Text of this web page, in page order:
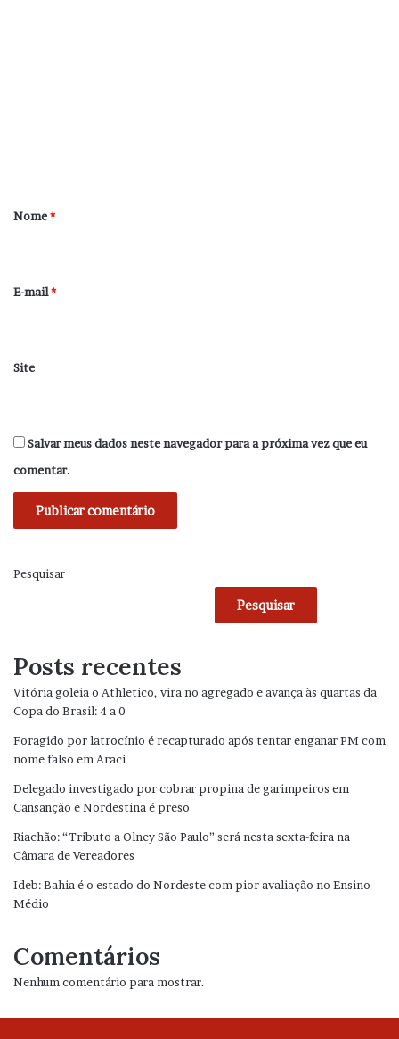
r
*
Nome*
E-mail*
Site
Salvar meus dados neste navegador para a próxima vez que eu
comentar.
Pesquisar
Pesquisar
Posts recentes
Vitória goleia o Athletico, vira no agregado e avança às quartas da
Copa do Brasil: 4 a 0
Foragido por latrocínio é recapturado após tentar enganar PM com
nome falso em Araci
Delegado investigado por cobrar propina de garimpeiros em
Cansanção e Nordestina é preso
Riachão: “Tributo a Olney São Paulo” será nesta sexta-feira na
Câmara de Vereadores
Ideb: Bahia é o estado do Nordeste com pior avaliação no Ensino
Médio
Comentários
Nenhum comentário para mostrar.